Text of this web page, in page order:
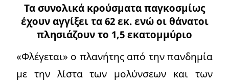
Τα συνολικά κρούσματα παγκοσμίως
έχουν αγγίξει τα 62 εκ. ενώ οι θάνατοι
πλησιάζουν το 1,5 εκατομμύριο
«Φλέγεται» ο πλανήτης από την πανδημία
με την λίστα των μολύνσεων και των